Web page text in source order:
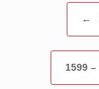
←
1599